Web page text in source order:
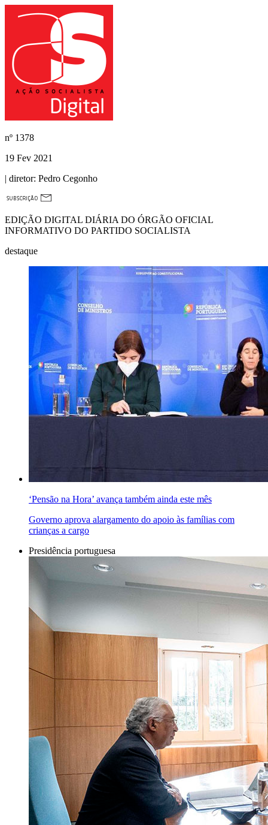
nº 1378
19 Fev 2021
| diretor: Pedro Cegonho
EDIÇÃO DIGITAL DIÁRIA DO ÓRGÃO OFICIAL
INFORMATIVO DO PARTIDO SOCIALISTA
destaque
‘Pensão na Hora’ avança também ainda este mês
Governo aprova alargamento do apoio às famílias com
crianças a cargo
Presidência portuguesa